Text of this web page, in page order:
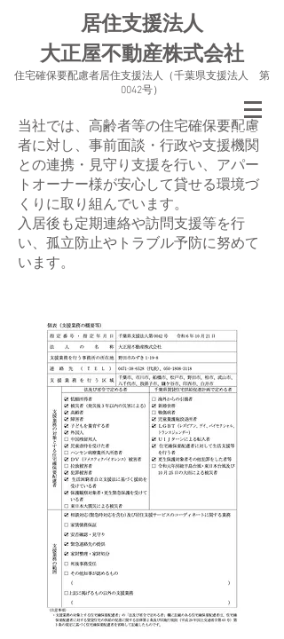
居住支援法人
大正屋不動産株式会社
住宅確保要配慮者居住支援法人（千葉県支援法人 第
0042号）
当社では、高齢者等の住宅確保要配慮
者に対し、事前面談・行政や支援機関
との連携・見守り支援を行い、アパー
トオーナー様が安心して貸せる環境づ
くりに取り組んでいます。
入居後も定期連絡や訪問支援等を行
い、孤立防止やトラブル予防に努めて
います。